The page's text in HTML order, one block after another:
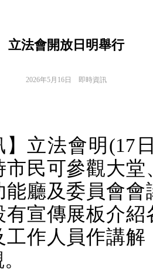
立法會開放日明舉行
2026年5月16日 即時資訊
】立法會明 (17
市民可參觀大堂
能廳及委員會會
有宣傳展板介紹
工作人員作講解